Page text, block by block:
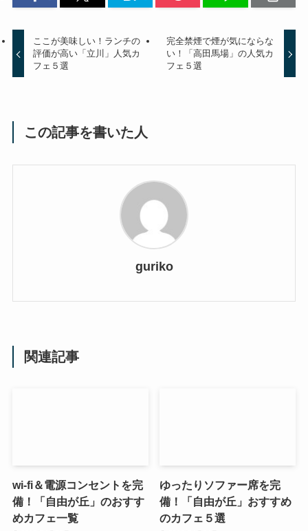
ここが美味しい！ランチの
評価が高い「立川」人気カ
フェ５選
完全禁煙で煙が気にならな
い！「高田馬場」の人気カ
フェ５選
この記事を書いた人
guriko
関連記事
wi-fi＆電源コンセントを完
備！「自由が丘」のおすす
めカフェ一覧
ゆったりソファー席を完
備！「自由が丘」おすすめ
のカフェ５選